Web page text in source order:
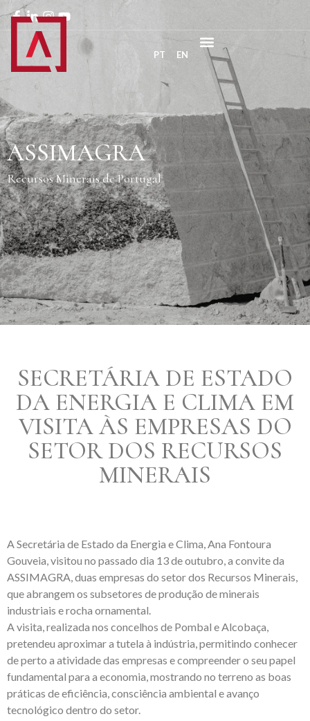
PT EN
ASSIMAGRA
Recursos Minerais de Portugal
SECRETÁRIA DE ESTADO
DA ENERGIA E CLIMA EM
VISITA ÀS EMPRESAS DO
SETOR DOS RECURSOS
MINERAIS
A Secretária de Estado da Energia e Clima, Ana Fontoura
Gouveia, visitou no passado dia 13 de outubro, a convite da
ASSIMAGRA, duas empresas do setor dos Recursos Minerais,
que abrangem os subsetores de produção de minerais
industriais e rocha ornamental.
A visita, realizada nos concelhos de Pombal e Alcobaça,
pretendeu aproximar a tutela à indústria, permitindo conhecer
de perto a atividade das empresas e compreender o seu papel
fundamental para a economia, mostrando no terreno as boas
práticas de eficiência, consciência ambiental e avanço
tecnológico dentro do setor.